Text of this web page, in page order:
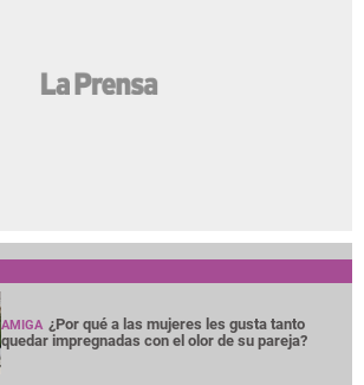
AMIGA ¿Por qué a las mujeres les gusta tanto
quedar impregnadas con el olor de su pareja?